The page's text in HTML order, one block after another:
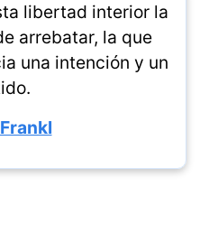
libertad interior la
arrebatar, la que
una intención y un